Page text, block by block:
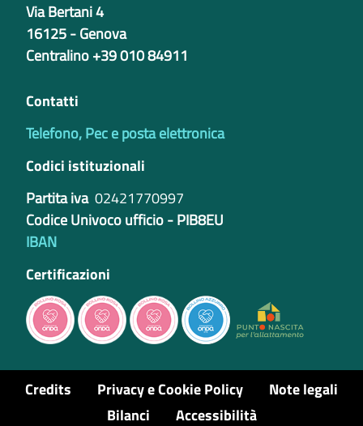
Via Bertani 4
16125 - Genova
Centralino +39 010 84911
Contatti
Telefono, Pec e posta elettronica
Codici istituzionali
Partita iva 02421770997
Codice Univoco ufficio - PIB8EU
IBAN
Certificazioni
Credits Privacy e Cookie Policy
Note legali
Bilanci
Accessibilità